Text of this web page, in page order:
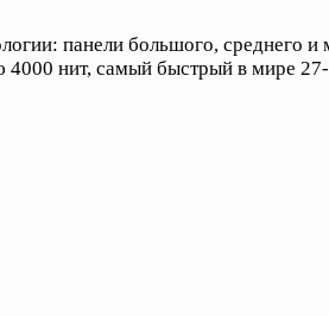
панели большого, среднего
нит, самый быстрый в мире